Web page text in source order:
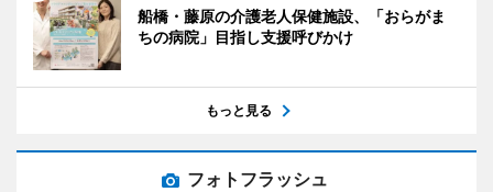
船橋・藤原の介護老人保健施設、「おらがま
ちの病院」目指し支援呼びかけ
もっと見る
フォトフラッシュ